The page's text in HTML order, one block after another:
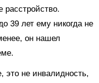
расстройство.
39 лет ему никогда не
он нашел
это не инвалидность,